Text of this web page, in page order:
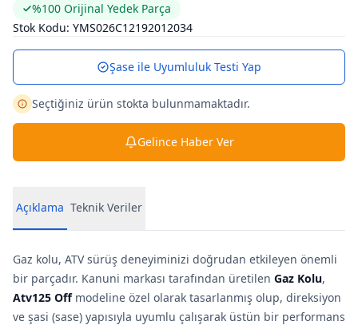
%100 Orijinal Yedek Parça
Stok Kodu: YMS026C12192012034
Şase ile Uyumluluk Testi Yap
Seçtiğiniz ürün stokta bulunmamaktadır.
Gelince Haber Ver
Açıklama Teknik Veriler
Gaz kolu, ATV sürüş deneyiminizi doğrudan etkileyen önemli
bir parçadır. Kanuni markası tarafından üretilen Gaz Kolu,
Atv125 Offmodeline özel olarak tasarlanmış olup, direksiyon
ve şasi (sase) yapısıyla uyumlu çalışarak üstün bir performans